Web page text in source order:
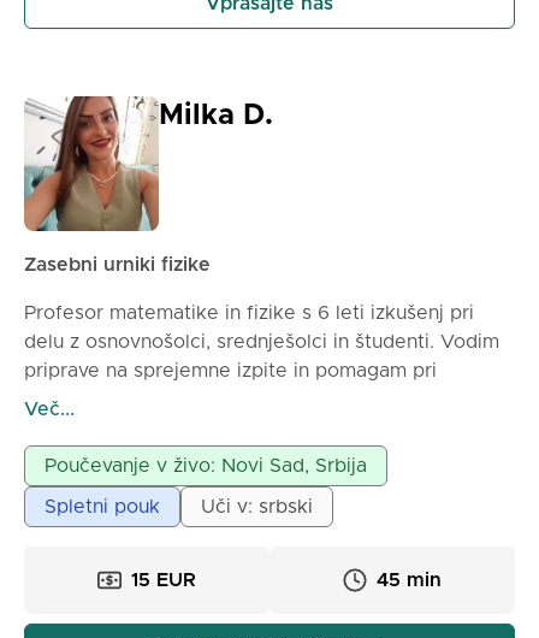
Milka D.
Zasebni urniki fizike
Profesor matematike in fizike s 6 leti izkušenj pri
delu z osnovnošolci, srednješolci in študenti. Vodim
priprave na sprejemne izpite in pomagam pri
obvladovanju šolskega gradiva. Urniki so interaktivni
Možnost dela preko spleta in osebno.
Več...
Poučevanje v živo: Novi Sad, Srbija
Spletni pouk Uči v: srbski
15 EUR 45 min